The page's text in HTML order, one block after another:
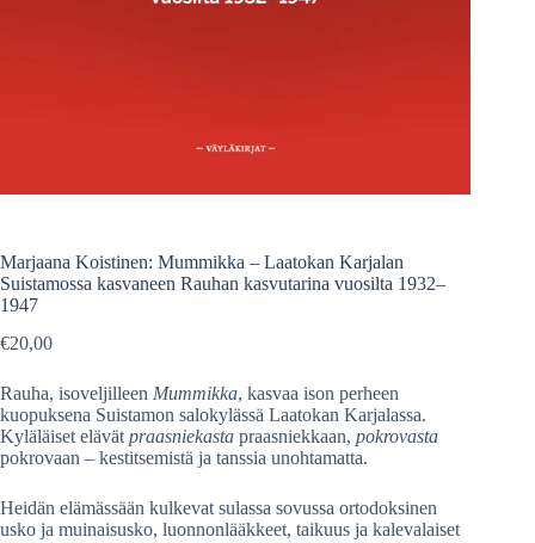
Marjaana Koistinen: Mummikka – Laatokan Karjalan
Suistamossa kasvaneen Rauhan kasvutarina vuosilta 1932–
1947
€20,00
Rauha, isoveljilleen Mummikka, kasvaa ison perheen
kuopuksena Suistamon salokylässä Laatokan Karjalassa.
Kyläläiset elävät praasniekasta praasniekkaan, pokrovasta
pokrovaan – kestitsemistä ja tanssia unohtamatta.
Heidän elämässään kulkevat sulassa sovussa ortodoksinen
usko ja muinaisusko, luonnonlääkkeet, taikuus ja kalevalaiset